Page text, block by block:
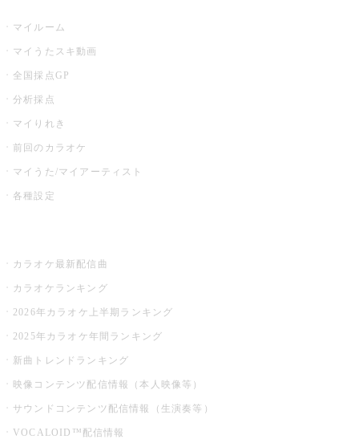
マイルーム
マイうたスキ動画
全国採点GP
分析採点
マイりれき
前回のカラオケ
マイうた/マイアーティスト
各種設定
カラオケ最新配信曲
カラオケランキング
2026年カラオケ上半期ランキング
2025年カラオケ年間ランキング
新曲トレンドランキング
映像コンテンツ配信情報（本人映像等）
サウンドコンテンツ配信情報（生演奏等）
VOCALOID™配信情報